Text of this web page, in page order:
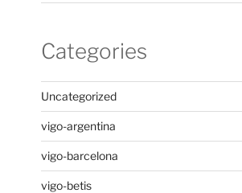
Categories
Uncategorized
vigo-argentina
vigo-barcelona
vigo-betis